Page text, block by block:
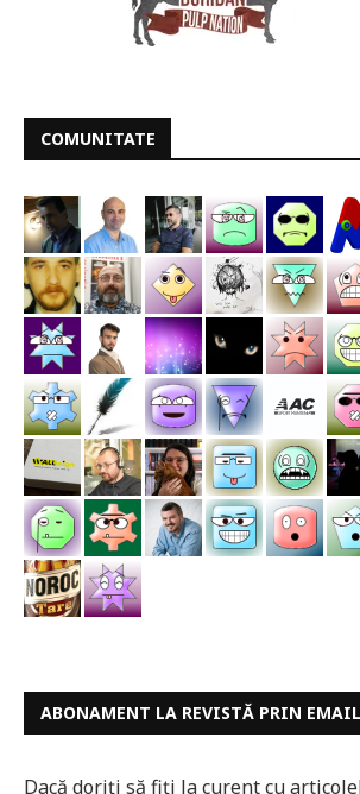
COMUNITATE
ABONAMENT LA REVISTĂ PRIN EMAIL
Dacă doriți să fiți la curent cu